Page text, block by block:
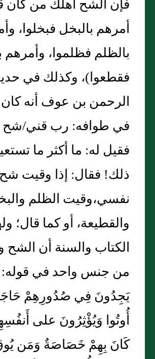
فإن الشح أهلك من كان
أمرهم بالبخل فبخلوا،
بالظلم فظلموا، وأمرهم
فقطعوا‏)‏، وكذلك في
الرحمن بن عوف أنه
في طوافه‏:‏ رب قني/
فقيل له‏:‏ ما أكثر ما
ذلك‏!‏ فقال‏:‏ إذا وقيت شح
نفسي،وقيت الظلم
والقطيعة، أو كما قال؛
الكتاب والسنة أن
من جنس واحد في قوله‏:‏
يَجِدُونَ فِي صُدُورِهِمْ
أُوتُوا وَيُؤْثِرُونَ على
كَانَ بِهِمْ خَصَاصَةٌ وَمَن